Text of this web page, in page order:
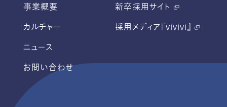
事業概要
カルチャー
ニュース
お問い合わせ
新卒採用サイト
採用メディア『vivivi』